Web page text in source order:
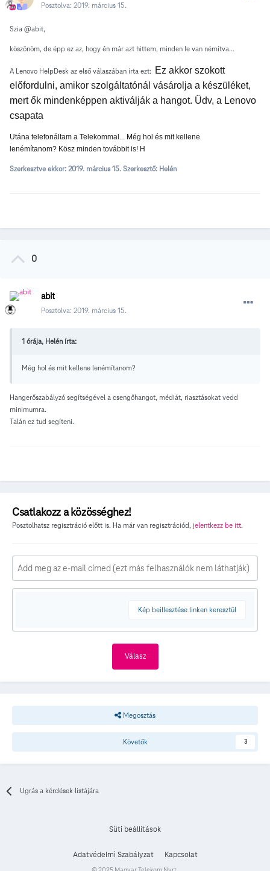
Posztolva: 2019. március 15.
Szia @abit,
köszönöm, de épp ez az, hogy én már azt hittem, minden le van némítva...
A Lenovo HelpDesk az első válaszában írta ezt: Ez akkor szokott
előfordulni, amikor szolgáltatónál vásárolja a készüléket,
mert ők mindenképpen aktiválják a hangot. Üdv, a Lenovo
csapata
Utána telefonáltam a Telekommal... Még hol és mit kellene
lenémítanom? Kösz minden továbbit is! H
Szerkesztve ekkor: 2019. március 15. Szerkesztő: Helén
0
abit
Posztolva: 2019. március 15.
1 órája, Helén írta:
Még hol és mit kellene lenémítanom?
Hangerőszabályzó segítségével a csengőhangot, médiát, riasztásokat vedd
minimumra.
Talán ez tud segíteni.
Csatlakozz a közösséghez!
Posztolhatsz regisztráció előtt is. Ha már van regisztrációd, jelentkezz be itt.
Kép beillesztése linken keresztül
Válasz
Megosztás
Követők 3
Ugrás a kérdések listájára
Süti beállítások
Adatvédelmi Szabályzat Kapcsolat